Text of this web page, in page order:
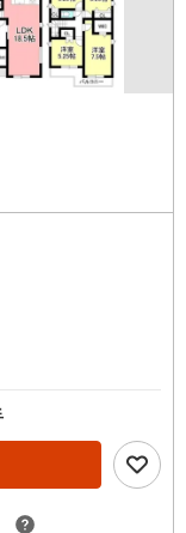
もおまかせくださ
しております♪
います☆